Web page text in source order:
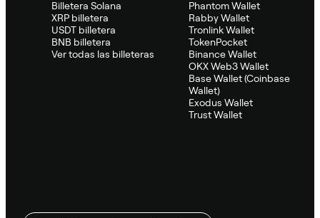
Billetera Solana
XRP billetera
USDT billetera
BNB billetera
Ver todas las billeteras
Phantom Wallet
Rabby Wallet
Tronlink Wallet
TokenPocket
Binance Wallet
OKX Web3 Wallet
Base Wallet (Coinbase
Wallet)
Exodus Wallet
Trust Wallet